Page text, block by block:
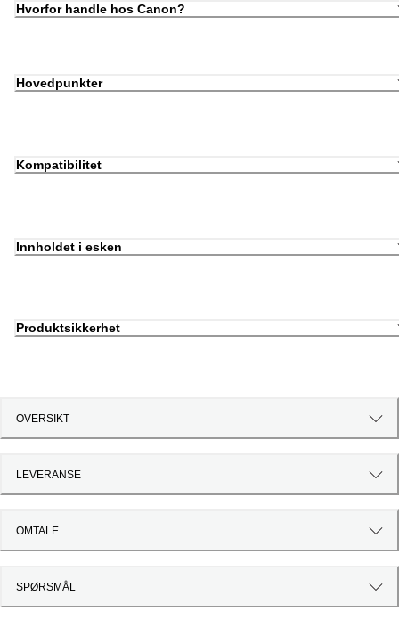
Hvorfor handle hos Canon?
Hovedpunkter
Kompatibilitet
Innholdet i esken
Produktsikkerhet
OVERSIKT
LEVERANSE
OMTALE
SPØRSMÅL